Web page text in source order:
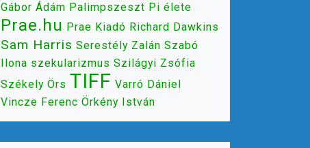
Gábor Ádám Palimpszeszt Pi élete
Prae.hu Prae Kiadó Richard Dawkins
Sam Harris Serestély Zalán Szabó
Ilona szekularizmus Szilágyi Zsófia
Székely Örs TIFF Varró Dániel
Vincze Ferenc Örkény István